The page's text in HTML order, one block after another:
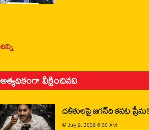
అత్యధికంగా వీక్షించినవి
దళితులపై జగన్‌ది కపట ప్రేమ!
@July 9, 2026 6:00 AM